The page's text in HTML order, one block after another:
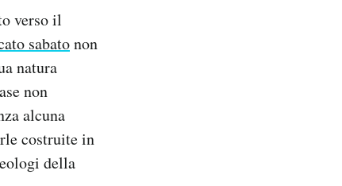
verso il
sabatonon
natura
non
alcuna
costruite in
della